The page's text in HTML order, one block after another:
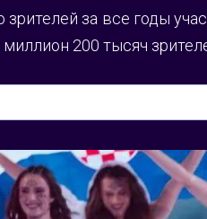
за все годы
200 тысяч